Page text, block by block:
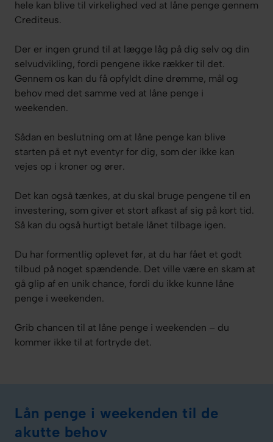
hele kan blive til virkelighed ved at låne penge gennem
Crediteus.
Der er ingen grund til at lægge låg på dig selv og din
selvudvikling, fordi pengene ikke rækker til det.
Gennem os kan du få opfyldt dine drømme, mål og
behov med det samme ved at låne penge i
weekenden.
Sådan en beslutning om at låne penge kan blive
starten på et nyt eventyr for dig, som der ikke kan
vejes op i kroner og ører.
Det kan også tænkes, at du skal bruge pengene til en
investering, som giver et stort afkast af sig på kort tid.
Så kan du også hurtigt betale lånet tilbage igen.
Du har formentlig oplevet før, at du har fået et godt
tilbud på noget spændende. Det ville være en skam at
gå glip af en unik chance, fordi du ikke kunne låne
penge i weekenden.
Grib chancen til at låne penge i weekenden – du
kommer ikke til at fortryde det.
Lån penge i weekenden til de
akutte behov